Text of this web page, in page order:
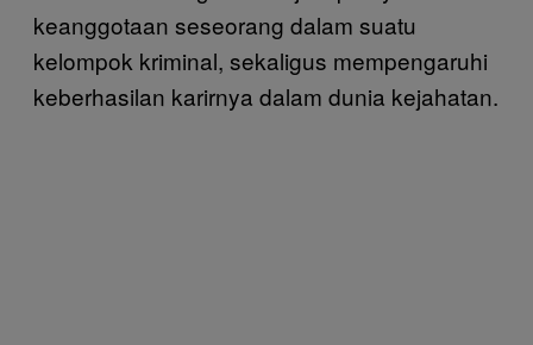
keanggotaan seseorang dalam suatu
kelompok kriminal, sekaligus mempengaruhi
keberhasilan karirnya dalam dunia kejahatan.